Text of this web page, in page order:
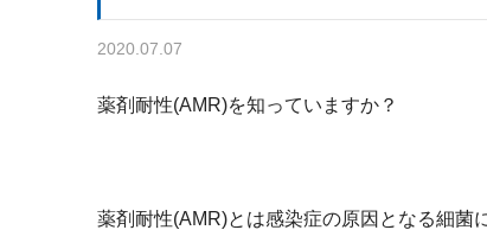
2020.07.07
薬剤耐性(AMR)を知っていますか？
薬剤耐性(AMR)とは感染症の原因となる細菌